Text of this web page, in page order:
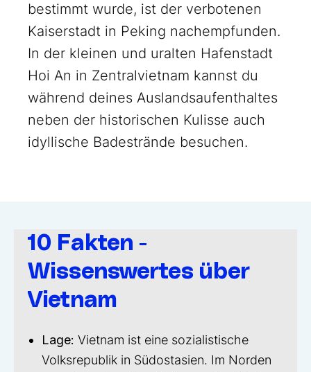
bestimmt wurde, ist der verbotenen
Kaiserstadt in Peking nachempfunden.
In der kleinen und uralten Hafenstadt
Hoi An in Zentralvietnam kannst du
während deines Auslandsaufenthaltes
neben der historischen Kulisse auch
idyllische Badestrände besuchen.
10 Fakten -
Wissenswertes über
Vietnam
Lage: Vietnam ist eine sozialistische
Volksrepublik in Südostasien. Im Norden